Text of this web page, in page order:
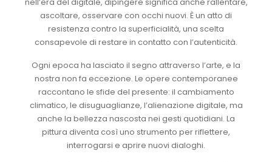
ascoltare, osservare con occhi nuovi. È un atto di
resistenza contro la superficialità, una scelta
consapevole di restare in contatto con l’autenticità.
Ogni epoca ha lasciato il segno attraverso l’arte, e la
nostra non fa eccezione. Le opere contemporanee
raccontano le sfide del presente: il cambiamento
climatico, le disuguaglianze, l’alienazione digitale, ma
anche la bellezza nascosta nei gesti quotidiani. La
pittura diventa così uno strumento per riflettere,
interrogarsi e aprire nuovi dialoghi.